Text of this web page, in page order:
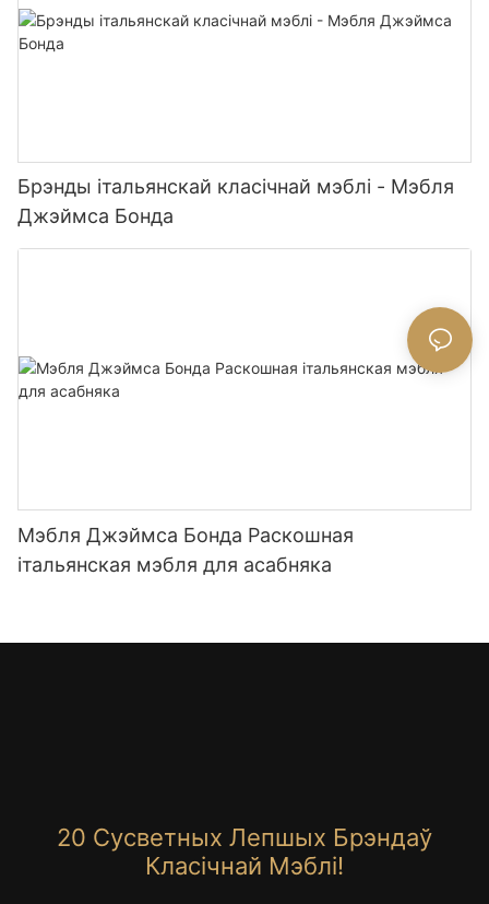
Брэнды італьянскай класічнай мэблі - Мэбля
Джэймса Бонда
Мэбля Джэймса Бонда Раскошная
італьянская мэбля для асабняка
20 Сусветных Лепшых Брэндаў
Класічнай Мэблі!